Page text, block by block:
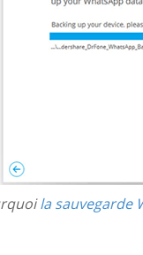
la sauvegarde